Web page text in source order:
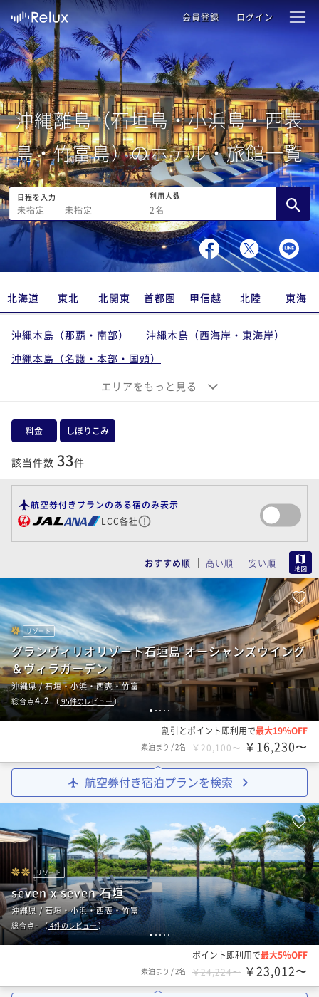
会員登録 ログイン
沖縄離島（石垣島・小浜島・西表
島・竹富島）のホテル・旅館一覧
日程を入力
未指定 − 未指定
利用人数
2名
北海道 東北 北関東 首都圏 甲信越 北陸 東海
沖縄本島（那覇・南部）
沖縄本島（西海岸・東海岸）
沖縄本島（名護・本部・国頭）
沖縄離島（宮古島・伊良部島）
沖縄離島（久米島・慶良間諸島）
エリアをもっと見る
料金 しぼりこみ
該当件数 33件
航空券付きプランのある宿のみ表示
LCC各社
おすすめ順 高い順 安い順
1 2 3 4 5
リゾート
グランヴィリオリゾート石垣島 オーシャンズウイング
＆ヴィラガーデン
沖縄県 / 石垣・小浜・西表・竹富
総合点4.2（95件のレビュー）
割引とポイント即利用で最大19％OFF
素泊まり /2名 ￥20,100〜 ￥16,230〜
航空券付き宿泊プランを検索
1234 5
リゾート
seven x seven 石垣
沖縄県 / 石垣・小浜・西表・竹富
総合点-（4件のレビュー）
ポイント即利用で最大5％OFF
素泊まり /2名 ￥24,224〜 ￥23,012〜